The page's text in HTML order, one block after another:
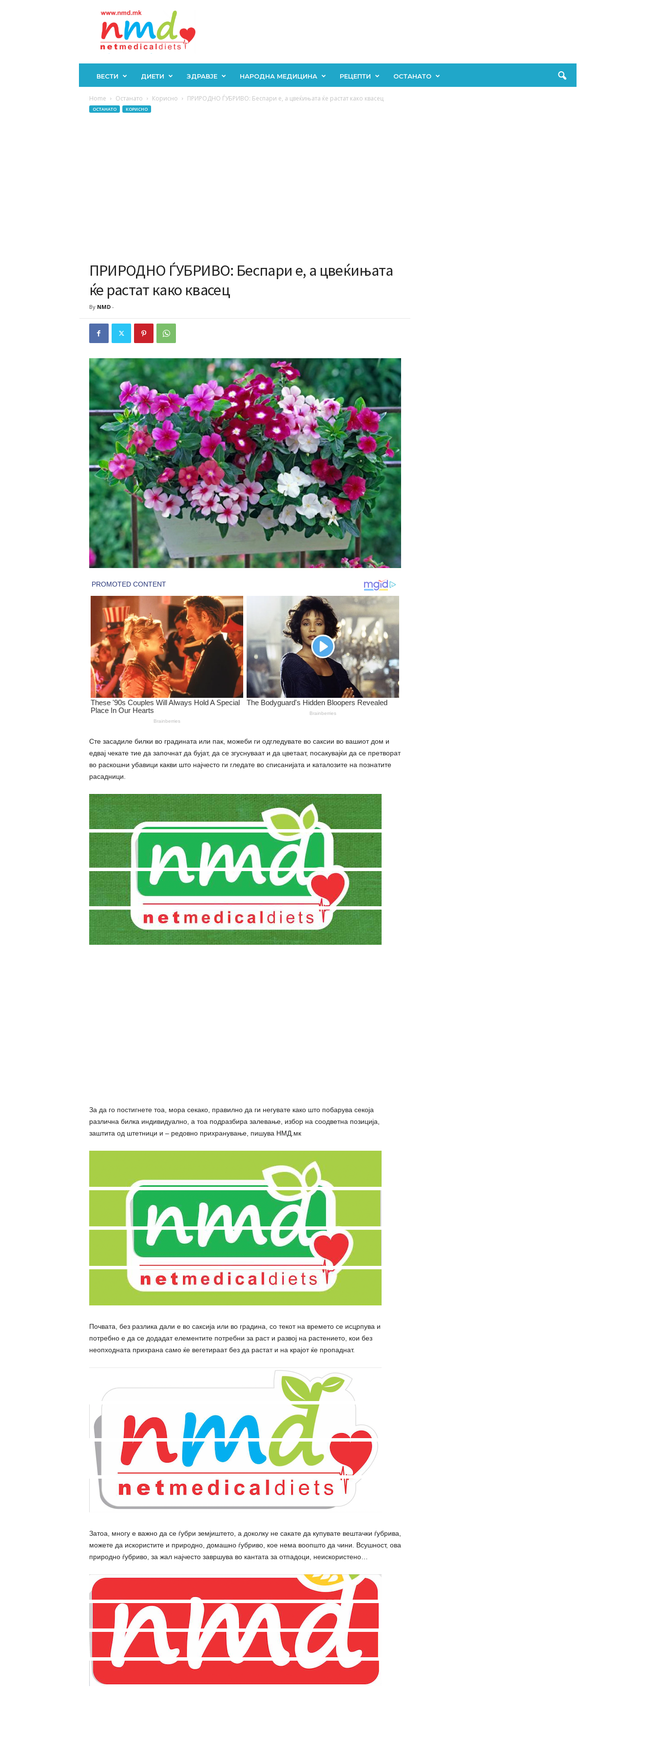
ВЕСТИ ДИЕТИ ЗДРАВЈЕ НАРОДНА МЕДИЦИНА РЕЦЕПТИ ОСТАНАТО
Home Останато Корисно ПРИРОДНО ЃУБРИВО: Беспари е, а цвеќињата ќе растат како квасец
ОСТАНАТО КОРИСНО
ПРИРОДНО ЃУБРИВО: Беспари е, а цвеќињата
ќе растат како квасец
By NMD-
Сте засадиле билки во градината или пак, можеби ги одгледувате во саксии во вашиот дом и
едвај чекате тие да започнат да бујат, да се згуснуваат и да цветаат, посакувајќи да се претворат
во раскошни убавици какви што најчесто ги гледате во списанијата и каталозите на познатите
расадници.
За да го постигнете тоа, мора секако, правилно да ги негувате како што побарува секоја
различна билка индивидуално, а тоа подразбира залевање, избор на соодветна позиција,
заштита од штетници и – редовно прихранување, пишува НМД.мк
Почвата, без разлика дали е во саксија или во градина, со текот на времето се исцрпува и
потребно е да се додадат елементите потребни за раст и развој на растението, кои без
неопходната прихрана само ќе вегетираат без да растат и на крајот ќе пропаднат.
Затоа, многу е важно да се ѓубри земјиштето, а доколку не сакате да купувате вештачки ѓубрива,
можете да искористите и природно, домашно ѓубриво, кое нема воопшто да чини. Всушност, ова
природно ѓубриво, за жал најчесто завршува во кантата за отпадоци, неискористено…